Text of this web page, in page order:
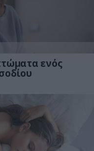
ενός